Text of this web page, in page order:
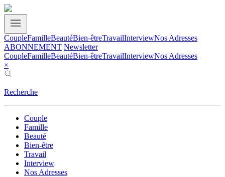
CoupleFamilleBeautéBien-êtreTravailInterviewNos Adresses
ABONNEMENT Newsletter
CoupleFamilleBeautéBien-êtreTravailInterviewNos Adresses
×
Recherche
Couple
Famille
Beauté
Bien-être
Travail
Interview
Nos Adresses